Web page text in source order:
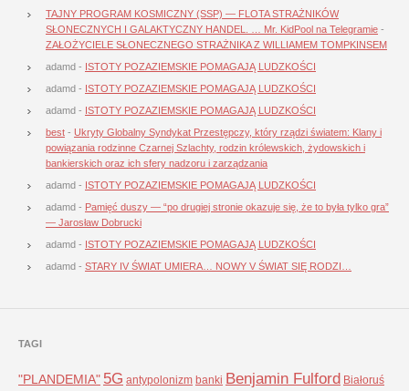
TAJNY PROGRAM KOSMICZNY (SSP) — FLOTA STRAŻNIKÓW
SŁONECZNYCH I GALAKTYCZNY HANDEL. … Mr. KidPool na Telegramie -
ZAŁOŻYCIELE SŁONECZNEGO STRAŻNIKA Z WILLIAMEM TOMPKINSEM
adamd - ISTOTY POZAZIEMSKIE POMAGAJĄ LUDZKOŚCI
adamd - ISTOTY POZAZIEMSKIE POMAGAJĄ LUDZKOŚCI
adamd - ISTOTY POZAZIEMSKIE POMAGAJĄ LUDZKOŚCI
best - Ukryty Globalny Syndykat Przestępczy, który rządzi światem: Klany i
powiązania rodzinne Czarnej Szlachty, rodzin królewskich, żydowskich i
bankierskich oraz ich sfery nadzoru i zarządzania
adamd - ISTOTY POZAZIEMSKIE POMAGAJĄ LUDZKOŚCI
adamd - Pamięć duszy — “po drugiej stronie okazuje się, że to była tylko gra”
— Jarosław Dobrucki
adamd - ISTOTY POZAZIEMSKIE POMAGAJĄ LUDZKOŚCI
adamd - STARY IV ŚWIAT UMIERA… NOWY V ŚWIAT SIĘ RODZI…
TAGI
"PLANDEMIA" 5G antypolonizm banki Benjamin Fulford Białoruś